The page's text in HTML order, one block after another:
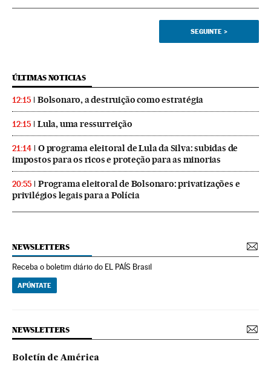
SEGUINTE >
ÚLTIMAS NOTICIAS
12:15 Bolsonaro, a destruição como estratégia
12:15 Lula, uma ressurreição
21:14
O programa eleitoral de Lula da Silva: subidas de
impostos para os ricos e proteção para as minorias
20:55
Programa eleitoral de Bolsonaro: privatizações e
privilégios legais para a Polícia
NEWSLETTERS
Receba o boletim diário do EL PAÍS Brasil
APÚNTATE
NEWSLETTERS
Boletín de América